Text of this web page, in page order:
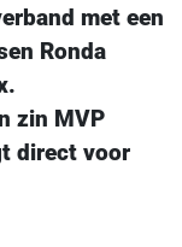
met een
Ronda
zin MVP
direct voor